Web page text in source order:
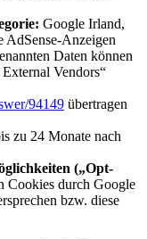
Google Irland,
AdSense-Anzeigen
Daten können
Vendors“
94149 übertragen
zu 24 Monate nach
(„Opt-
Cookies durch Google
bzw. diese